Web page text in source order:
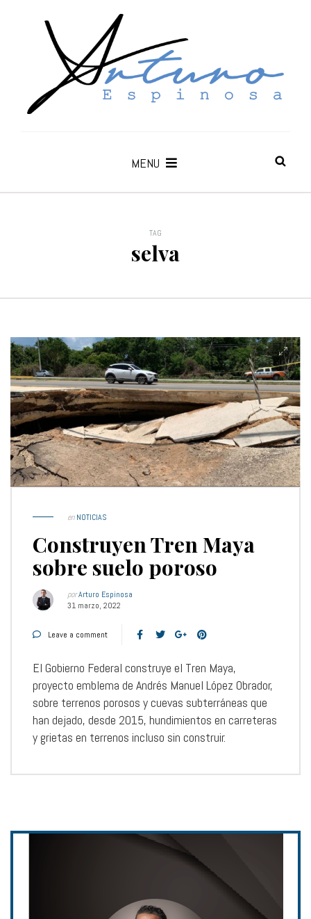
MENU
TAG
selva
enNOTICIAS
Construyen Tren Maya
sobre suelo poroso
porArturo Espinosa
31 marzo, 2022
Leave a comment
El Gobierno Federal construye el Tren Maya,
proyecto emblema de Andrés Manuel López Obrador,
sobre terrenos porosos y cuevas subterráneas que
han dejado, desde 2015, hundimientos en carreteras
y grietas en terrenos incluso sin construir.